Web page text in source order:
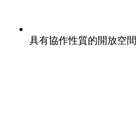
具有協作性質的開放空間